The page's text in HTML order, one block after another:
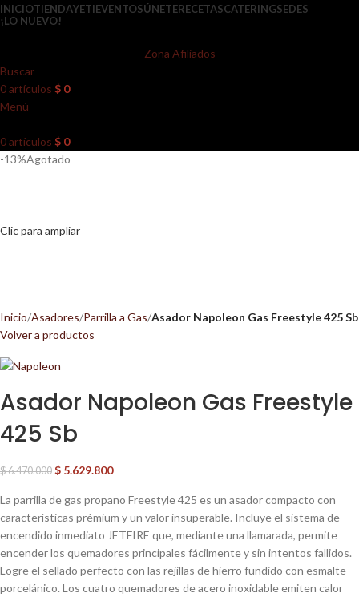
INICIOTIENDAYETIEVENTOSÚNETERECETASCATERINGSEDES
¡LO NUEVO!
Zona Afiliados
Buscar
0artículos $ 0
Menú
0artículos $ 0
-13%Agotado
Clic para ampliar
Inicio Asadores Parrilla a Gas Asador Napoleon Gas Freestyle 425 Sb
Volver a productos
Asador Napoleon Gas Freestyle
425 Sb
$6.470.000 $ 5.629.800
La parrilla de gas propano Freestyle 425 es un asador compacto con
características prémium y un valor insuperable. Incluye el sistema de
encendido inmediato JETFIRE que, mediante una llamarada, permite
encender los quemadores principales fácilmente y sin intentos fallidos.
Logre el sellado perfecto con las rejillas de hierro fundido con esmalte
porcelánico. Los cuatro quemadores de acero inoxidable emiten calor